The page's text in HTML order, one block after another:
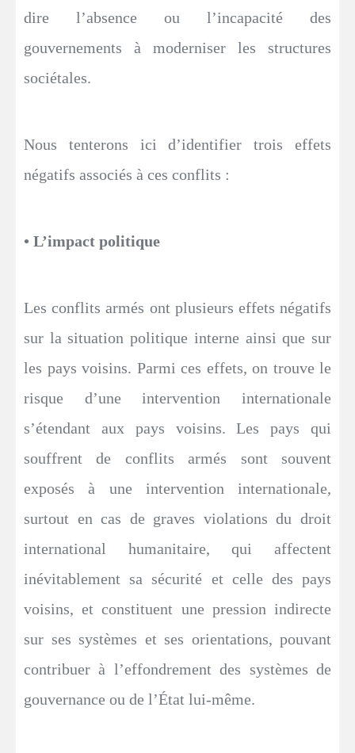
dire l’absence ou l’incapacité des
gouvernements à moderniser les structures
sociétales.
Nous tenterons ici d’identifier trois effets
négatifs associés à ces conflits :
• L’impact politique
Les conflits armés ont plusieurs effets négatifs
sur la situation politique interne ainsi que sur
les pays voisins. Parmi ces effets, on trouve le
risque d’une intervention internationale
s’étendant aux pays voisins. Les pays qui
souffrent de conflits armés sont souvent
exposés à une intervention internationale,
surtout en cas de graves violations du droit
international humanitaire, qui affectent
inévitablement sa sécurité et celle des pays
voisins, et constituent une pression indirecte
sur ses systèmes et ses orientations, pouvant
contribuer à l’effondrement des systèmes de
gouvernance ou de l’État lui-même.